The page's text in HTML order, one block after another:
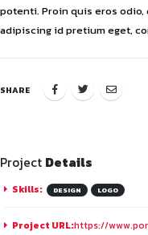
potenti. Proin quis eros
adipiscing id pretium eget,
SHARE
Project Details
Skills: DESIGN LOGO
Project URL:https://